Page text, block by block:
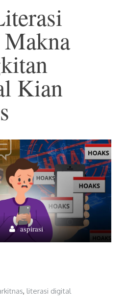
Kian
aspirasi
, literasi digital